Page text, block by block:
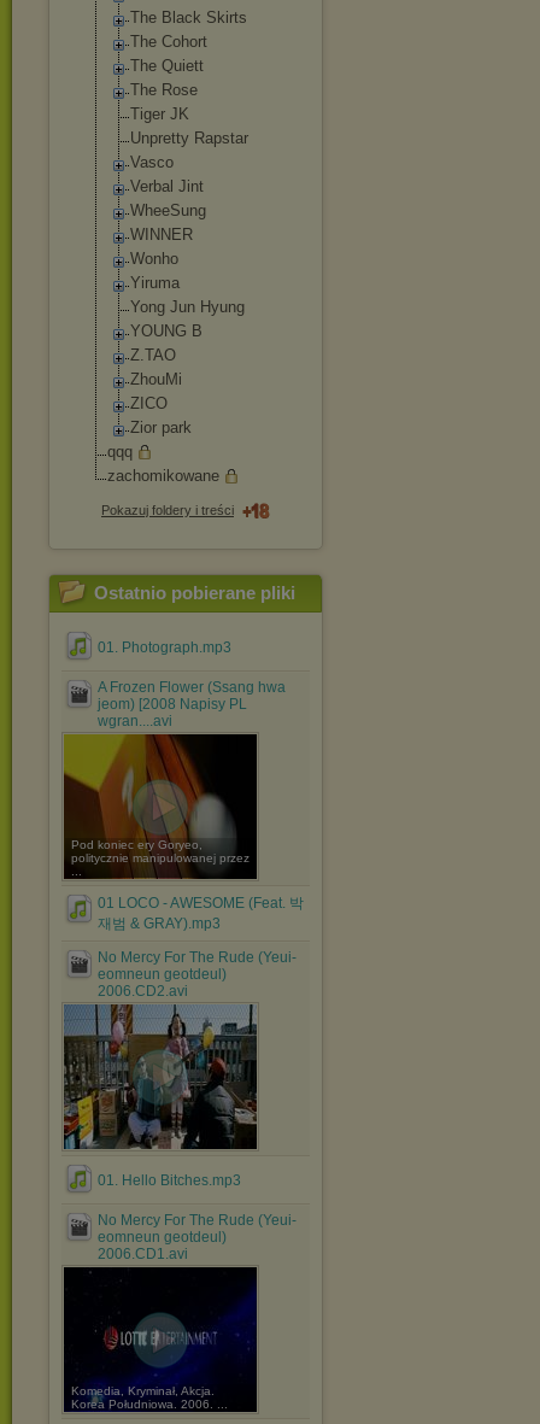
The Black Skirts
The Cohort
The Quiett
The Rose
Tiger JK
Unpretty Rapstar
Vasco
Verbal Jint
WheeSung
WINNER
Wonho
Yiruma
Yong Jun Hyung
YOUNG B
Z.TAO
ZhouMi
ZICO
Zior park
qqq
zachomikowane
Pokazuj foldery i treści
Ostatnio pobierane pliki
01. Photograph.mp3
A Frozen Flower (Ssang hwa
jeom) [2008 Napisy PL
wgran....avi
Pod koniec ery Goryeo,
politycznie manipulowanej przez
01 LOCO - AWESOME (Feat. 박
재범 & GRAY).mp3
No Mercy For The Rude (Yeui-
eomneun geotdeul)
2006.CD2.avi
01. Hello Bitches.mp3
No Mercy For The Rude (Yeui-
eomneun geotdeul)
2006.CD1.avi
Komedia, Kryminał, Akcja.
Korea Południowa. 2006. ...